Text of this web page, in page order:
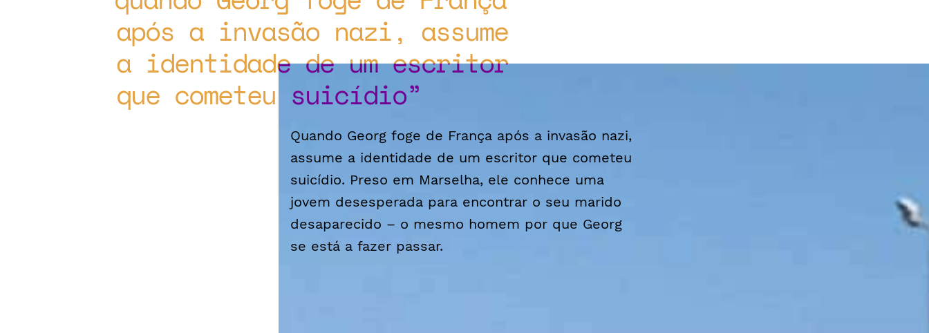
após a invasão nazi, assume
a identidade de um escritor
que cometeu suicídio
Quando Georg foge de França após a invasão nazi,
assume a identidade de um escritor que cometeu
suicídio. Preso em Marselha, ele conhece uma
jovem desesperada para encontrar o seu marido
desaparecido – o mesmo homem por que Georg
se está a fazer passar.